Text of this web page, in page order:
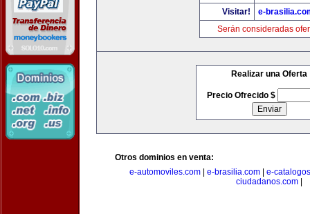
Visitar!
e-
Serán consideradas
Realizar una Oferta
Precio Ofrecido $
Otros dominios en venta:
e-automoviles.com
e-brasilia.com
e-
ciudadanos.com